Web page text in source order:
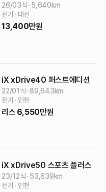
26/03식 5,640km
전기
대전
13,400만원
iX xDrive40 퍼스트에디션
22/01식 89,643km
전기
인천
리스 6,550만원
iX xDrive50 스포츠 플러스
23/12식 53,639km
전기
인천